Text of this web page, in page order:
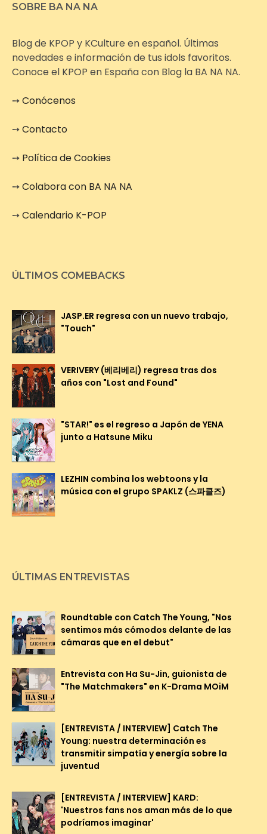
SOBRE BA NA NA
Blog de KPOP y KCulture en español. Últimas
novedades e información de tus idols favoritos.
Conoce el KPOP en España con Blog la BA NA NA.
➙Conócenos
➙Contacto
➙ Política de Cookies
➙Colabora con BA NA NA
➙Calendario K-POP
ÚLTIMOS COMEBACKS
JASP.ER regresa con un nuevo trabajo,
"Touch"
VERIVERY (베리베리) regresa tras dos
años con "Lost and Found"
"STAR!" es el regreso a Japón de YENA
junto a Hatsune Miku
LEZHIN combina los webtoons y la
música con el grupo SPAKLZ (스파클즈)
ÚLTIMAS ENTREVISTAS
Roundtable con Catch The Young, "Nos
sentimos más cómodos delante de las
cámaras que en el debut"
Entrevista con Ha Su-Jin, guionista de
"The Matchmakers" en K-Drama MOiM
[ENTREVISTA / INTERVIEW] Catch The
Young: nuestra determinación es
transmitir simpatía y energía sobre la
juventud
[ENTREVISTA / INTERVIEW] KARD:
'Nuestros fans nos aman más de lo que
podríamos imaginar'